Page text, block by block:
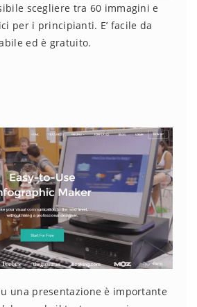
scegliere tra 60 immagini e
per i principianti. E’ facile da
ed è gratuito.
una presentazione è importante